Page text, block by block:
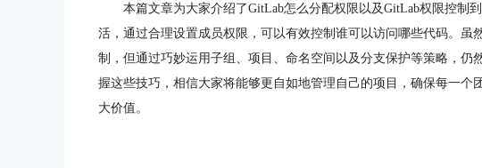
本篇文章为大家介绍了GitLab怎么分配权限以及GitLab权限控制
活，通过合理设置成员权限，可以有效控制谁可以访问哪些代码。虽
制，但通过巧妙运用子组、项目、命名空间以及分支保护等策略，仍
握这些技巧，相信大家将能够更自如地管理自己的项目，确保每一个
大价值。